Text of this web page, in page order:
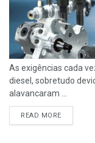
As exigências cada
diesel, sobretudo
alavancaram ...
READ MORE